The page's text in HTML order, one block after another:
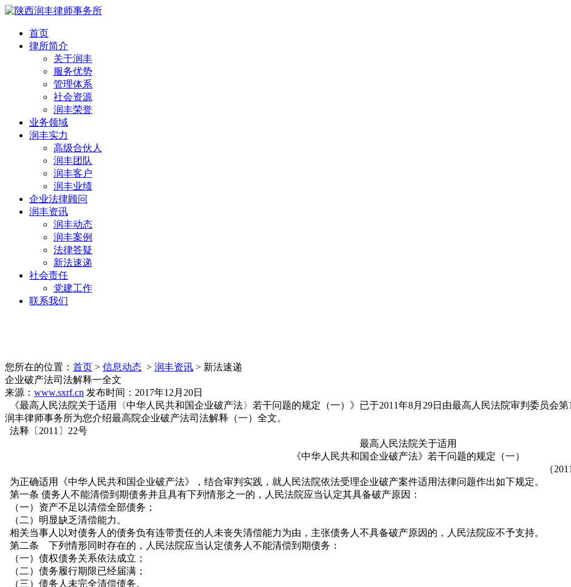
首页
律所简介
关于润丰
服务优势
管理体系
社会资源
润丰荣誉
业务领域
润丰实力
高级合伙人
润丰团队
润丰客户
润丰业绩
企业法律顾问
润丰资讯
润丰动态
润丰案例
法律答疑
新法速递
社会责任
党建工作
联系我们
您所在的位置： 首页 > 信息动态 > 润丰资讯 > 新法速递
企业破产法司法解释一全文
来源： www.sxrf.cn 发布时间：2017年12月20日
《最高人民法院关于适用〈中华人民共和国企业破产法〉若干问题的规定（一）》已于2011年8月29日由最高人民法院审判 委员会第
润丰律师事务所为您介绍最高院企业破产法司法解释 （一）全文。
法释〔2011〕22号
最高人民法院关于适用
《中华人民共和国企业破产法》若干问题的规定（一）
（
为正确适用《中华人民共和国企业破产法》，结合审判实践，就人民法院依法受理企业破产案件适用法律问题作出如下规定。
第一条 债务人 不能清偿到期债务并且具有下列情形之一的，人民法院应当认定其具备破产原因：
（一）资产不足以清偿全部债务；
（二）明显缺乏清偿能力。
相关当事人 以对债务人的债务负有连带责任的人未丧失清偿能力为由，主张债务人不具备破产原因的，人民法院应不予支持。
第二条 下列情形同时存在的，人民法院应当认定债务人不能清偿到期债务：
（一） 债权债务关系依法成立；
（二）债务履行期限已经届满；
（三）债务人未完全清偿债务。